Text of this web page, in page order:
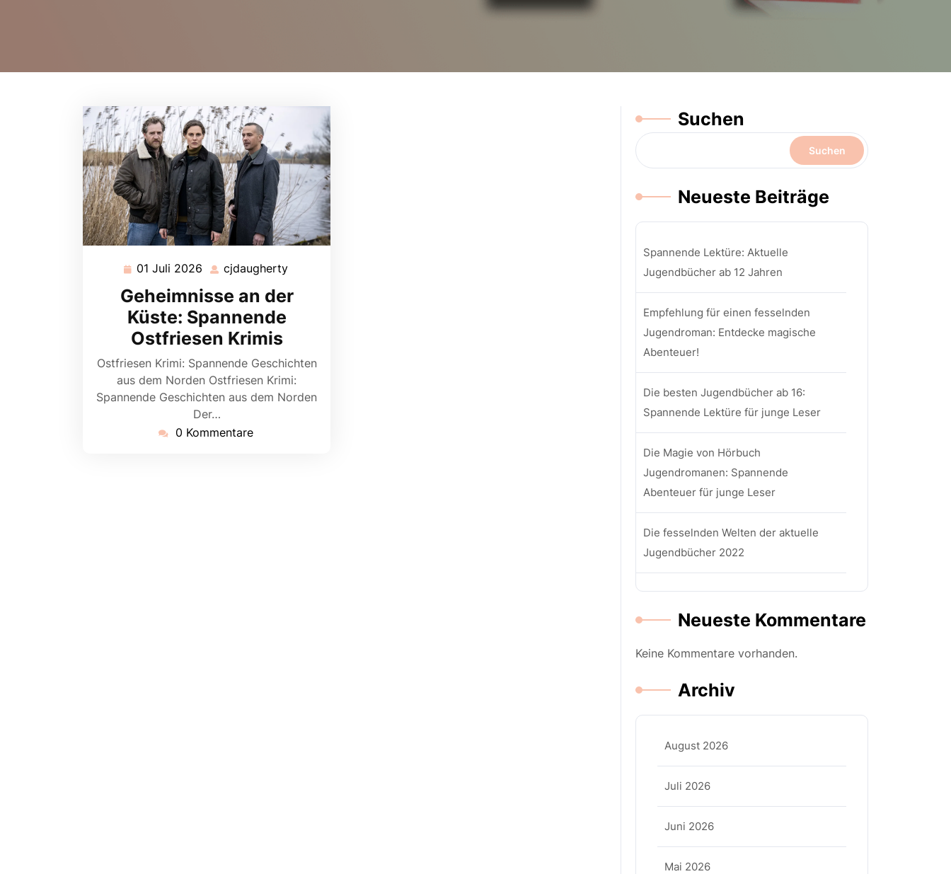
01 Juli 2026 01
2026
cjdaugherty
Geheimnisse an der
Küste: Spannende
Ostfriesen Krimis
Ostfriesen Krimi: Spannende Geschichten
aus dem Norden Ostfriesen Krimi:
Spannende Geschichten aus dem Norden
Der…
0 Kommentare
Suchen
Suchen
Neueste Beiträge
Spannende Lektüre: Aktuelle
Jugendbücher ab 12 Jahren
Empfehlung für einen fesselnden
Jugendroman: Entdecke magische
Abenteuer!
Die besten Jugendbücher ab 16:
Spannende Lektüre für junge Leser
Die Magie von Hörbuch
Jugendromanen: Spannende
Abenteuer für junge Leser
Die fesselnden Welten der aktuelle
Jugendbücher 2022
Neueste Kommentare
Keine Kommentare vorhanden.
Archiv
August 2026
Juli 2026
Juni 2026
Mai 2026